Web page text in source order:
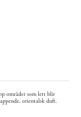
områder som lett blir
orientalsk duft.